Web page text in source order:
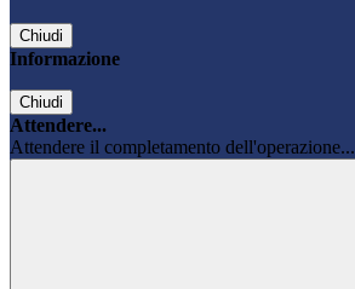
Chiudi
Informazione
Chiudi
Attendere...
Attendere il completamento dell'operazione...